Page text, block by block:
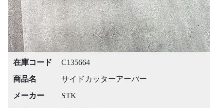
在庫コード
C135664
商品名
サイドカッターアーバー
メーカー
STK